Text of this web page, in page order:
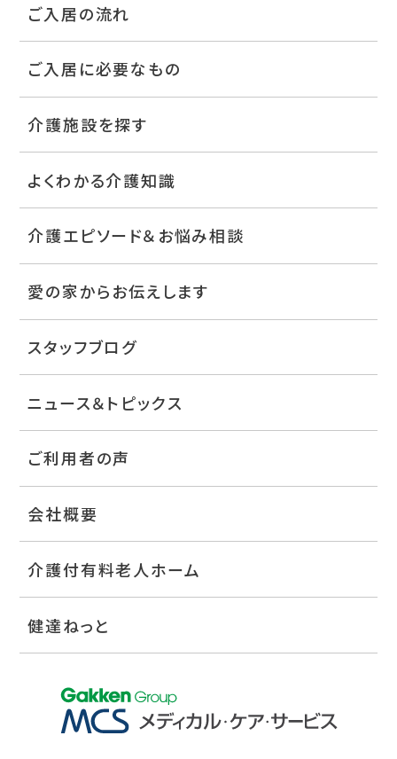
ご入居の流れ
ご入居に必要なもの
介護施設を探す
よくわかる介護知識
介護エピソード＆お悩み相談
愛の家からお伝えします
スタッフブログ
ニュース＆トピックス
ご利用者の声
会社概要
介護付有料老人ホーム
健達ねっと